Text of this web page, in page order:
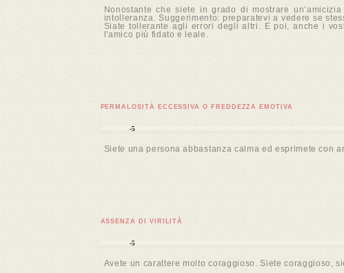
Nonostante che siete in grado di mostrare
intolleranza. Suggerimento: preparatevi a vedere se
Siate tollerante agli errori degli altri. E poi, anche i
l'amico più fidato e leale.
PERMALOSITÀ ECCESSIVA O FREDDEZZA EMOTIVA
-5
Siete una persona abbastanza calma ed esprimete con
ASSENZA DI VIRILITÀ
-5
Avete un carattere molto coraggioso. Siete coraggioso,